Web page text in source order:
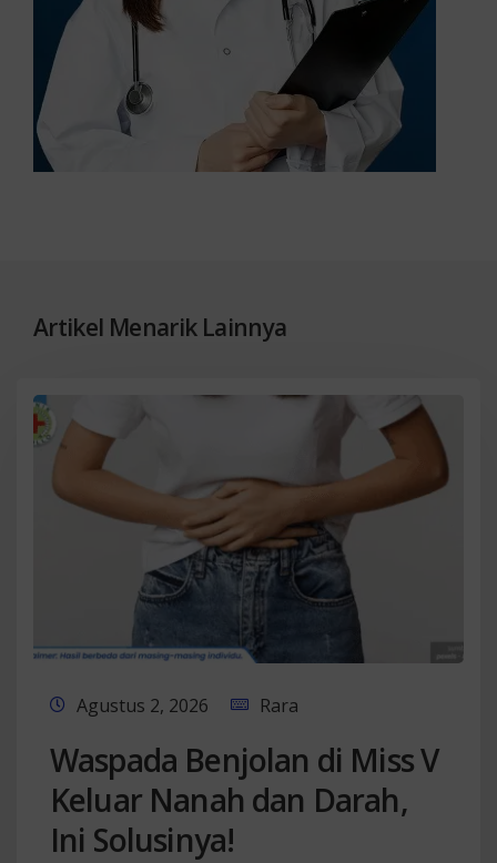
Artikel Menarik Lainnya
Agustus 2, 2026 Rara
Waspada Benjolan di Miss V
Keluar Nanah dan Darah,
Ini Solusinya!